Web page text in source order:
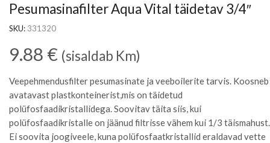
Pesumasinafilter Aqua Vital täidetav 3/4″
SKU: 331320
9.88 € (sisaldab Km)
Veepehmendusfilter pesumasinate ja veeboilerite tarvis. Koosneb
avatavast plastkonteinerist,mis on täidetud
polüfosfaadikristallidega. Soovitav täita siis, kui
polüfosfaadikristalle on jäänud filtrisse vähem kui 1/3 täismahust.
Ei soovita joogiveele, kuna polüfosfaatkristallid eraldavad vette